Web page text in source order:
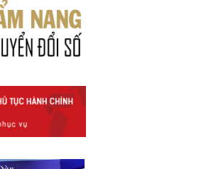
người lao động nước ngoài làm việc trên
theo trình tự, thủ tục rút gọn trong
văn bản quy phạm pháp luật
tư quy định nghiệp vụ lưu trữ tài liệu
CÁN BỘ ĐI B TỈNH ĐĂK LẮK -
Quyết định quy phạm pháp luật quy
tổ chức và hoạt động của tổ chức phối